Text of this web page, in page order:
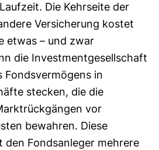
Die Kehrseite der
Versicherung kostet
etwas – und zwar
die Investmentgesellschaft
Fondsvermögens in
stecken, die die
vor
bewahren. Diese
den Fondsanleger mehrere